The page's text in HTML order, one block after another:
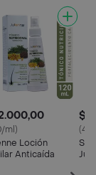
ml)
Loción
Anticaída
$